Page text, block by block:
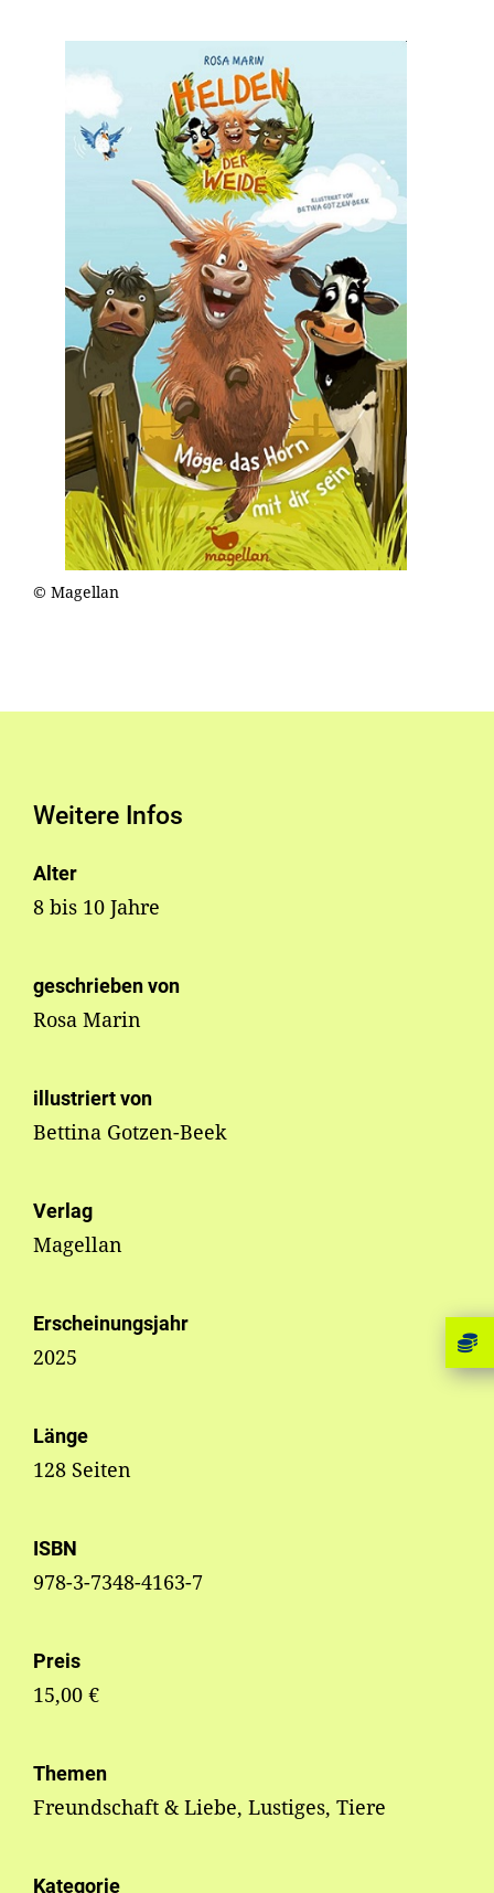
© Magellan
Weitere Infos
Alter
8 bis 10 Jahre
geschrieben von
Rosa Marin
illustriert von
Bettina Gotzen-Beek
Verlag
Magellan
Erscheinungsjahr
2025
Länge
128 Seiten
ISBN
978-3-7348-4163-7
Preis
15,00 €
Themen
Freundschaft & Liebe, Lustiges, Tiere
Kategorie